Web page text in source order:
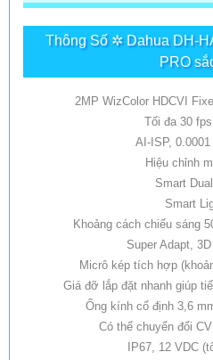
Thông Số ✲ Dahua DH-
PRO
2MP WizColor HDCVI
Tối đa 30
AI-ISP,
Hiệu chỉnh
Smart
Smart
Khoảng cách chiếu sáng
Super Adapt,
Micrô kép tích hợp
Giá đỡ lắp đặt nhanh giúp
Ống kính cố định 3,6
Có thể chuyển đổi
IP67, 12 VDC